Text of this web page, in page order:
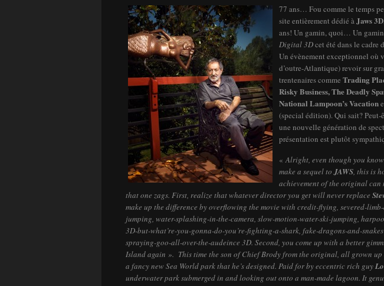
77 ans… Fou comme le temps
site entièrement dédié àJaws 3D
ans! Un gamin, quoi… Un
Digital 3Dcet été dans le cadre
Un évènement exceptionnel où
d’outre-Atlantique) revoir sur
trentenaires comme Trading
Risky Business,The Deadly
National Lampoon’s Vacation
(special édition). Qui sait? Peut-
une nouvelle génération de
présentation est plutôt
«Alright, even though you
make a sequel toJAWS, this is
achievement of the original can
that one zags. First, realize that whatever director you get will never replace
make up the difference by overflowing the movie with credit-flying, severed-
jumping, water-splashing-in-the-camera, slow-motion-water-ski-jumping,
3D-but-what’re-you-gonna-do-you’re-fighting-a-shark, fake-dragons-and-
spraying-goo-all-over-the-audeince 3D. Second, you come up with a better
Island again ». This time the son of Chief Brody from the original, all grown
a fancy new Sea World park that he’s designed. Paid for by eccentric rich guy
underwater park submerged in and looking out onto a man-made lagoon. It